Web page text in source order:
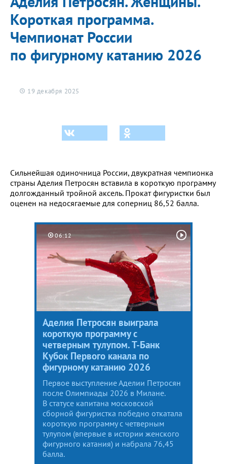
Короткая программа.
Чемпионат России
по фигурному катанию 2026
19 декабря 2025
Сильнейшая одиночница России, двукратная чемпионка
страны Аделия Петросян вставила в короткую программу
долгожданный тройной аксель. Прокат фигуристки был
оценен на недосягаемые для соперниц 86,52 балла.
06:12
Аделия Петросян выиграла
короткую программу с
четверным тулупом. Т-Банк
Кубок Первого канала по
фигурному катанию 2026
Первое выступление Аделии Петросян
после Олимпиады 2026 в Милане.
В статусе капитана московской
сборной фигуристка победно откатала
короткую программу с четверным
тулупом (впервые в истории женского
фигурного катания) и набрала 76,45
балла.